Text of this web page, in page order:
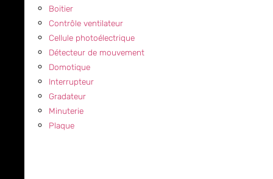
Boitier
Contrôle ventilateur
Cellule photoélectrique
Détecteur de mouvement
Domotique
Interrupteur
Gradateur
Minuterie
Plaque